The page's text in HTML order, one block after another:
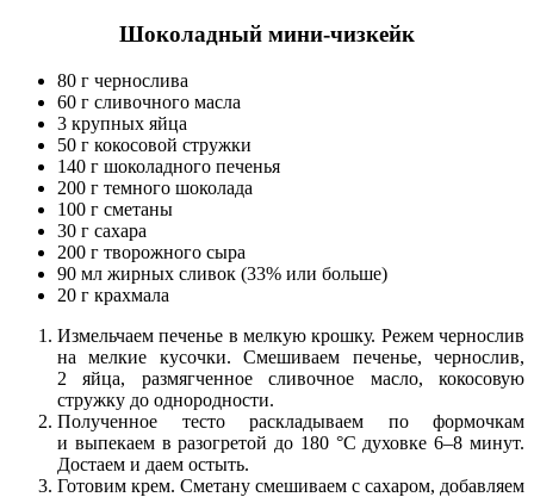
Шоколадный мини-чизкейк
80 г чернослива
60 г сливочного масла
3 крупных яйца
50 г кокосовой стружки
140 г шоколадного печенья
200 г темного шоколада
100 г сметаны
30 г сахара
200 г творожного сыра
90 мл жирных сливок (33% или больше)
20 г крахмала
Измельчаем печенье в мелкую крошку. Режем чернослив
на мелкие кусочки. Смешиваем печенье, чернослив,
2 яйца, размягченное сливочное масло, кокосовую
стружку до однородности.
Полученное тесто раскладываем по формочкам
и выпекаем в разогретой до 180 °С духовке 6–8 минут.
Достаем и даем остыть.
Готовим крем. Сметану смешиваем с сахаром, добавляем